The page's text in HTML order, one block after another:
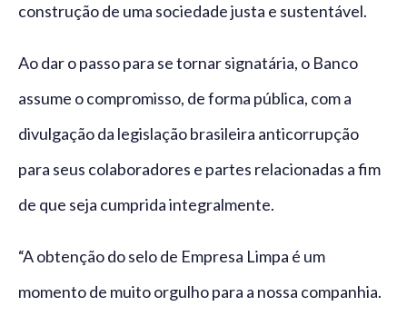
construção de uma sociedade justa e sustentável.
Ao dar o passo para se tornar signatária, o Banco
assume o compromisso, de forma pública, com a
divulgação da legislação brasileira anticorrupção
para seus colaboradores e partes relacionadas a fim
de que seja cumprida integralmente.
“A obtenção do selo de Empresa Limpa é um
momento de muito orgulho para a nossa companhia.